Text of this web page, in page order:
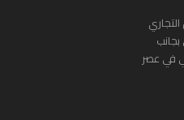
في عصر